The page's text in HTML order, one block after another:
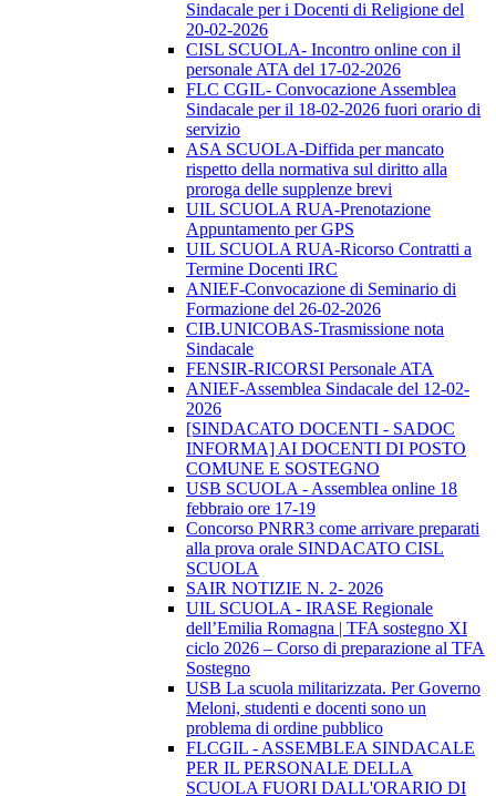
Sindacale per i Docenti di Religione del
20-02-2026
CISL SCUOLA- Incontro online con il
personale ATA del 17-02-2026
FLC CGIL- Convocazione Assemblea
Sindacale per il 18-02-2026 fuori orario di
servizio
ASA SCUOLA-Diffida per mancato
rispetto della normativa sul diritto alla
proroga delle supplenze brevi
UIL SCUOLA RUA-Prenotazione
Appuntamento per GPS
UIL SCUOLA RUA-Ricorso Contratti a
Termine Docenti IRC
ANIEF-Convocazione di Seminario di
Formazione del 26-02-2026
CIB.UNICOBAS-Trasmissione nota
Sindacale
FENSIR-RICORSI Personale ATA
ANIEF-Assemblea Sindacale del 12-02-
2026
[SINDACATO DOCENTI - SADOC
INFORMA] AI DOCENTI DI POSTO
COMUNE E SOSTEGNO
USB SCUOLA - Assemblea online 18
febbraio ore 17-19
Concorso PNRR3 come arrivare preparati
alla prova orale SINDACATO CISL
SCUOLA
SAIR NOTIZIE N. 2- 2026
UIL SCUOLA - IRASE Regionale
dell’Emilia Romagna | TFA sostegno XI
ciclo 2026 – Corso di preparazione al TFA
Sostegno
USB La scuola militarizzata. Per Governo
Meloni, studenti e docenti sono un
problema di ordine pubblico
FLCGIL - ASSEMBLEA SINDACALE
PER IL PERSONALE DELLA
SCUOLA FUORI DALL'ORARIO DI